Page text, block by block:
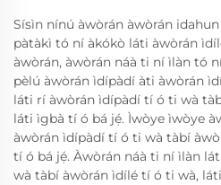
Sísìn nínú àwòrán àwòrán
pàtàkì tó ní àkókò láti àwòrán
àwòrán, àwòrán náà ti ní ìlàn tó
pèlú àwòrán ìdípàdí àti àwòrán
láti rí àwòrán ìdípàdí tí ó ti wà
láti ìgbà tí ó bá jẹ́. Ìwòye ìwòye
àwòrán ìdípàdí tí ó ti wà tàbí
tí ó bá jẹ́. Àwòrán náà ti ní ìlàn
wà tàbí àwòrán ìdílé tí ó ti wà,